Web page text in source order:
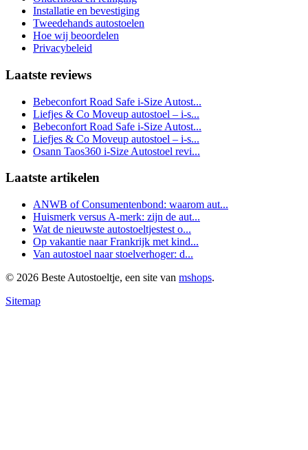
Installatie en bevestiging
Tweedehands autostoelen
Hoe wij beoordelen
Privacybeleid
Laatste reviews
Bebeconfort Road Safe i-Size Autost...
Liefjes & Co Moveup autostoel – i-s...
Bebeconfort Road Safe i-Size Autost...
Liefjes & Co Moveup autostoel – i-s...
Osann Taos360 i-Size Autostoel revi...
Laatste artikelen
ANWB of Consumentenbond: waarom aut...
Huismerk versus A-merk: zijn de aut...
Wat de nieuwste autostoeltjestest o...
Op vakantie naar Frankrijk met kind...
Van autostoel naar stoelverhoger: d...
© 2026 Beste Autostoeltje, een site van mshops.
Sitemap